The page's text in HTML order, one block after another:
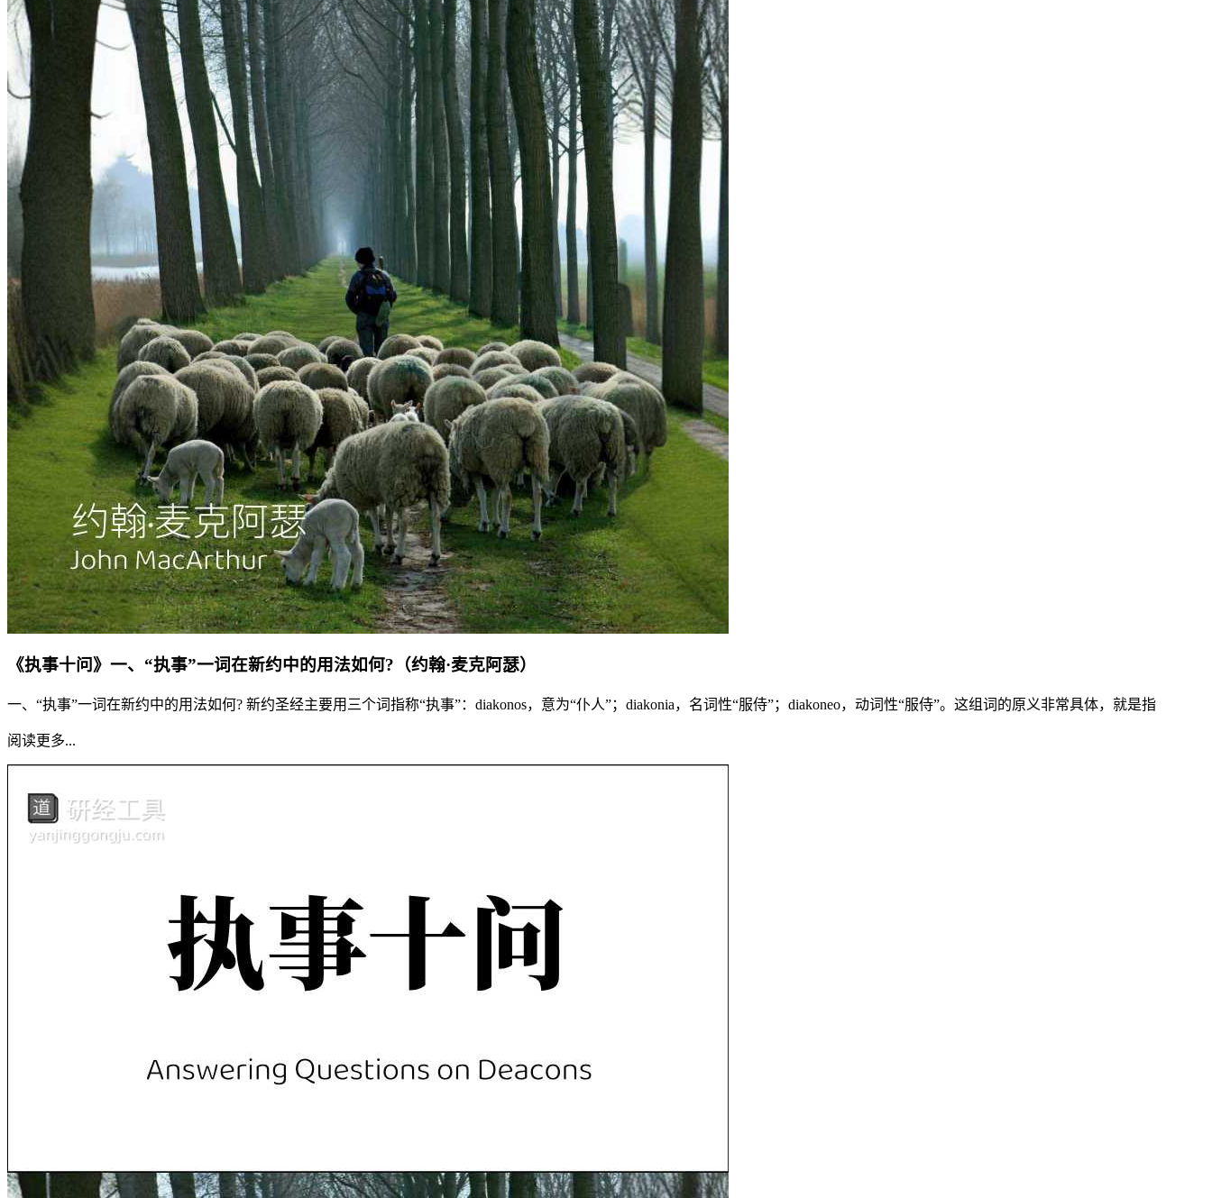
《执事十问》一、“执事”一词在新约中的用法如何?（约翰·麦克阿瑟）
一、“执事”一词在新约中的用法如何? 新约圣经主要用三个词指称“执事”：diakonos，意为“仆人”；diakonia，名词性“服侍”；diakoneo，动词性“服侍”。这组词的原义非常具体，就是指
阅读更多...